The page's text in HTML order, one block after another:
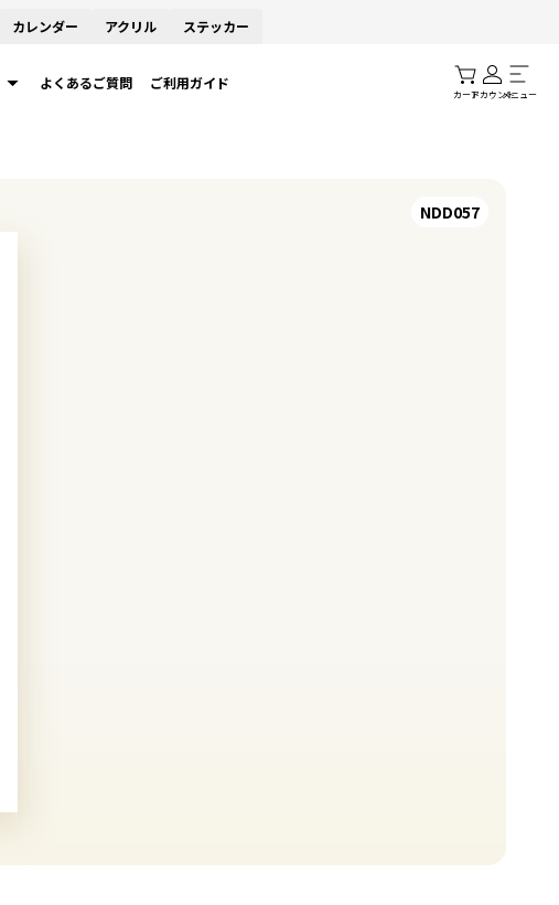
カレンダー アクリル ステッカー
よくあるご質問 ご利用ガイド
カートアカウントメニュー
NDD057